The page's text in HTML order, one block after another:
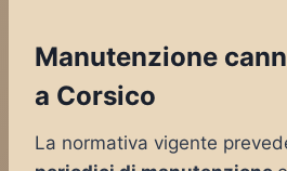
Manutenzione
a Corsico
La normativa vigente